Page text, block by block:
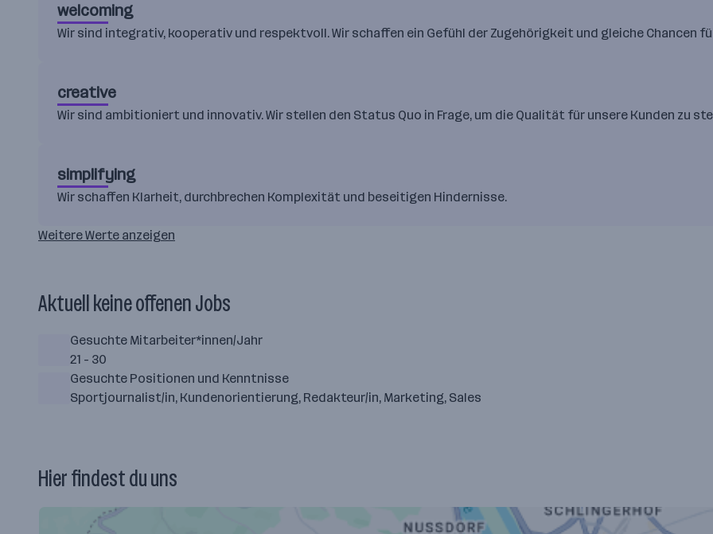
welcoming
Wir sind integrativ, kooperativ und respektvoll. Wir schaffen ein Gefühl der Zugehörigkeit und gleiche Chancen
creative
Wir sind ambitioniert und innovativ. Wir stellen den Status Quo in Frage, um die Qualität für unsere Kunden zu
simplifying
Wir schaffen Klarheit, durchbrechen Komplexität und beseitigen Hindernisse.
Weitere Werte anzeigen
Aktuell keine offenen Jobs
Gesuchte Mitarbeiter*innen/Jahr
21 - 30
Gesuchte Positionen und Kenntnisse
Sportjournalist/in, Kundenorientierung, Redakteur/in, Marketing, Sales
Hier findest du uns